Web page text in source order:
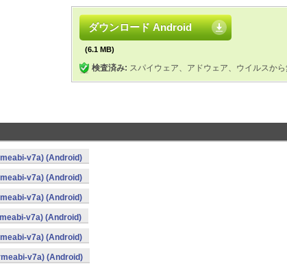
ダウンロード Android
(6.1 MB)
検査済み: スパイウェア、アドウェア、ウイルスか
v7a) (Android)
v7a) (Android)
v7a) (Android)
v7a) (Android)
v7a) (Android)
v7a) (Android)